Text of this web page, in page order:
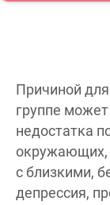
Причиной
группе
недостатка
окружающих,
с близкими,
депрессия,